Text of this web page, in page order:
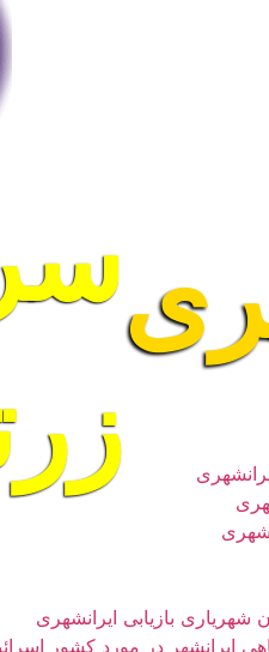
بازیابی ایرانشهری
ایرانشهر در مورد کشور